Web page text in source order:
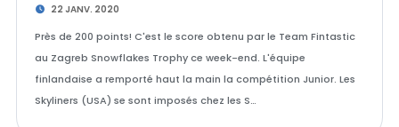
22 JANV. 2020
Près de 200 points! C'est le score obtenu par le Team Fintastic
au Zagreb Snowflakes Trophy ce week-end. L'équipe
finlandaise a remporté haut la main la compétition Junior. Les
Skyliners (USA) se sont imposés chez les S…